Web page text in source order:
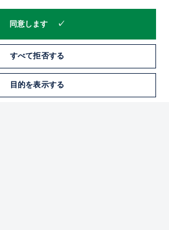
シー 優先設定を管理する
同意します
すべて拒否する
目的を表示する